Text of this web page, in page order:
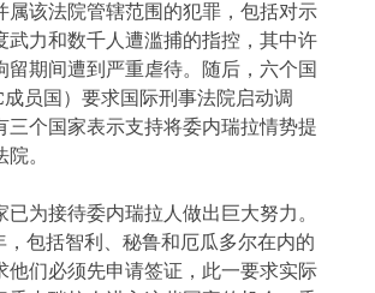
属该法院管辖范围的犯罪，包括对示
武力和数千人遭滥捕的指控，其中许
留期间遭到严重虐待。随后，六个国
员国）要求国际刑事法院启动调
三个国家表示支持将委内瑞拉情势提
。
已为接待委内瑞拉人做出巨大努力。
，包括智利、秘鲁和厄瓜多尔在内的
他们必须先申请签证，此一要求实际